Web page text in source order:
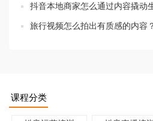
抖音本地商家怎么通过内容撬动
旅行视频怎么拍出有质感的内容
课程分类